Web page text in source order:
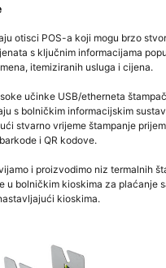
otisci POS-a koji mogu brzo
s ključnim informacijama
itemiziranih usluga i cijena.
učinke USB/etherneta
s bolničkim informacijskim
stvarno vrijeme štampanje
i QR kodove.
i proizvodimo niz termalnih
u bolničkim kioskima za plaćanje
kioskima.